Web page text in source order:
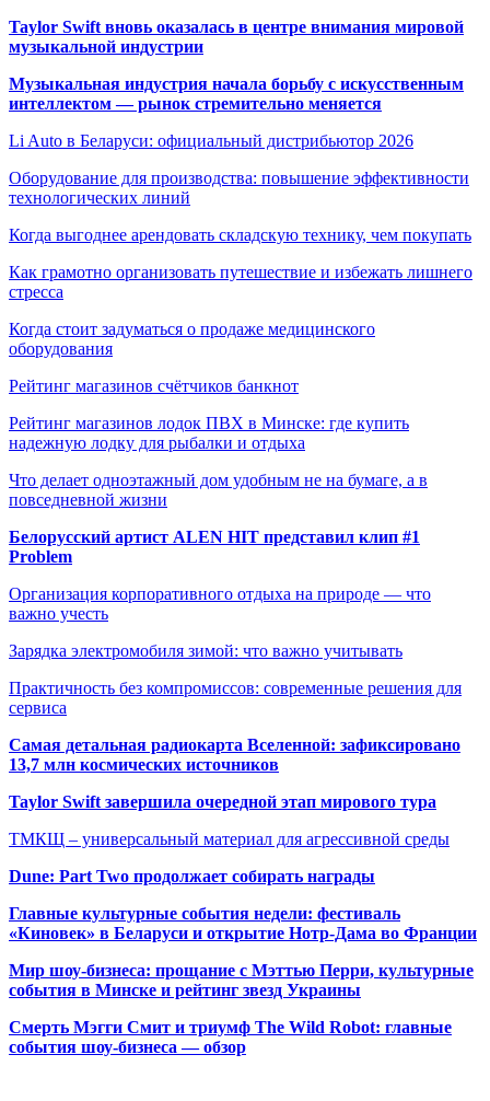
Taylor Swift вновь оказалась в центре внимания мировой
музыкальной индустрии
Музыкальная индустрия начала борьбу с искусственным
интеллектом — рынок стремительно меняется
Li Auto в Беларуси: официальный дистрибьютор 2026
Оборудование для производства: повышение эффективности
технологических линий
Когда выгоднее арендовать складскую технику, чем покупать
Как грамотно организовать путешествие и избежать лишнего
стресса
Когда стоит задуматься о продаже медицинского
оборудования
Рейтинг магазинов счётчиков банкнот
Рейтинг магазинов лодок ПВХ в Минске: где купить
надежную лодку для рыбалки и отдыха
Что делает одноэтажный дом удобным не на бумаге, а в
повседневной жизни
Белорусский артист ALEN HIT представил клип #1
Problem
Организация корпоративного отдыха на природе — что
важно учесть
Зарядка электромобиля зимой: что важно учитывать
Практичность без компромиссов: современные решения для
сервиса
Самая детальная радиокарта Вселенной: зафиксировано
13,7 млн космических источников
Taylor Swift завершила очередной этап мирового тура
ТМКЩ – универсальный материал для агрессивной среды
Dune: Part Two продолжает собирать награды
Главные культурные события недели: фестиваль
«Киновек» в Беларуси и открытие Нотр-Дама во Франции
Мир шоу-бизнеса: прощание с Мэттью Перри, культурные
события в Минске и рейтинг звезд Украины
Смерть Мэгги Смит и триумф The Wild Robot: главные
события шоу-бизнеса — обзор